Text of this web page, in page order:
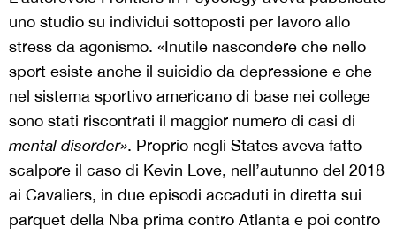
uno studio su individui sottoposti per lavoro allo
stress da agonismo. «Inutile nascondere che nello
sport esiste anche il suicidio da depressione e che
nel sistema sportivo americano di base nei college
sono stati riscontrati il maggior numero di casi di
mental disorder». Proprio negli States aveva fatto
scalpore il caso di Kevin Love, nell’autunno del 2018
ai Cavaliers, in due episodi accaduti in diretta sui
parquet della Nba prima contro Atlanta e poi contro